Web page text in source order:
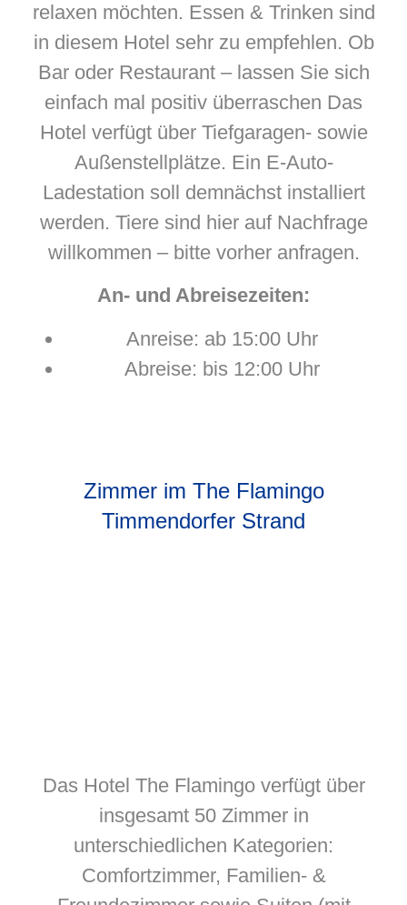
relaxen möchten. Essen & Trinken sind
in diesem Hotel sehr zu empfehlen. Ob
Bar oder Restaurant – lassen Sie sich
einfach mal positiv überraschen Das
Hotel verfügt über Tiefgaragen- sowie
Außenstellplätze. Ein E-Auto-
Ladestation soll demnächst installiert
werden. Tiere sind hier auf Nachfrage
willkommen – bitte vorher anfragen.
An- und Abreisezeiten:
Anreise: ab 15:00 Uhr
Abreise: bis 12:00 Uhr
Zimmer im The Flamingo
Timmendorfer Strand
Das Hotel The Flamingo verfügt über
insgesamt 50 Zimmer in
unterschiedlichen Kategorien:
Comfortzimmer, Familien- &